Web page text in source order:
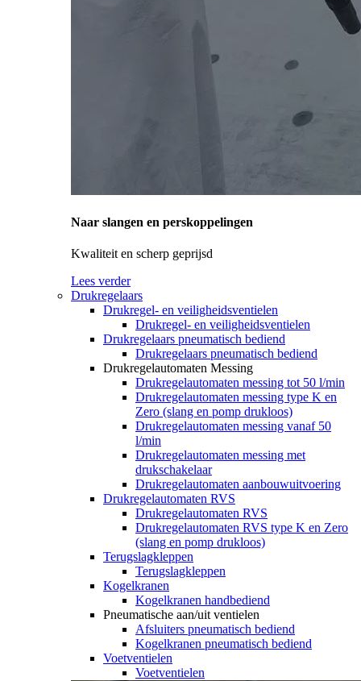
Naar slangen en perskoppelingen
Kwaliteit en scherp geprijsd
Lees verder
Drukregelaars
Drukregel- en veiligheidsventielen
Drukregel- en veiligheidsventielen
Drukregelaars pneumatisch bediend
Drukregelaars pneumatisch bediend
Drukregelautomaten Messing
Drukregelautomaten messing tot 50 l/min
Drukregelautomaten messing type K en
Zero (slang en pomp drukloos)
Drukregelautomaten messing vanaf 50
l/min
Drukregelautomaten messing met
drukschakelaar
Drukregelautomaten aanbouwuitvoering
Drukregelautomaten RVS
Drukregelautomaten RVS
Drukregelautomaten RVS type K en Zero
(slang en pomp drukloos)
Terugslagkleppen
Terugslagkleppen
Kogelkranen
Kogelkranen handbediend
Pneumatische aan/uit ventielen
Afsluiters pneumatisch bediend
Kogelkranen pneumatisch bediend
Voetventielen
Voetventielen